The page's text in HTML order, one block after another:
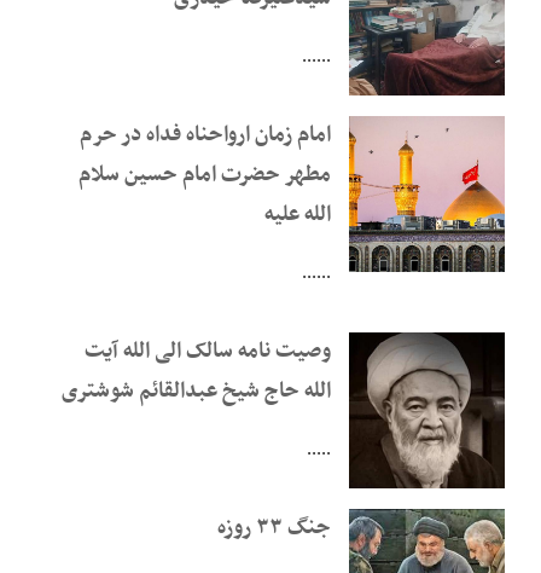
......
امام زمان ارواحناه فداه در حرم
مطهر حضرت امام حسین سلام
الله علیه
......
وصیت نامه سالک الی الله آیت
الله حاج شیخ عبدالقائم شوشتری
.....
جنگ ۳۳ روزه